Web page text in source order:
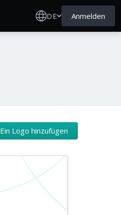
DE Anmelden
Ein Logo hinzufügen